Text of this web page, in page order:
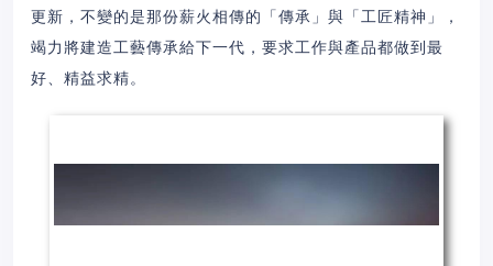
更新，不變的是那份薪火相傳的「傳承」與「工匠精神」，
竭力將建造工藝傳承給下一代，要求工作與產品都做到最
好、精益求精。